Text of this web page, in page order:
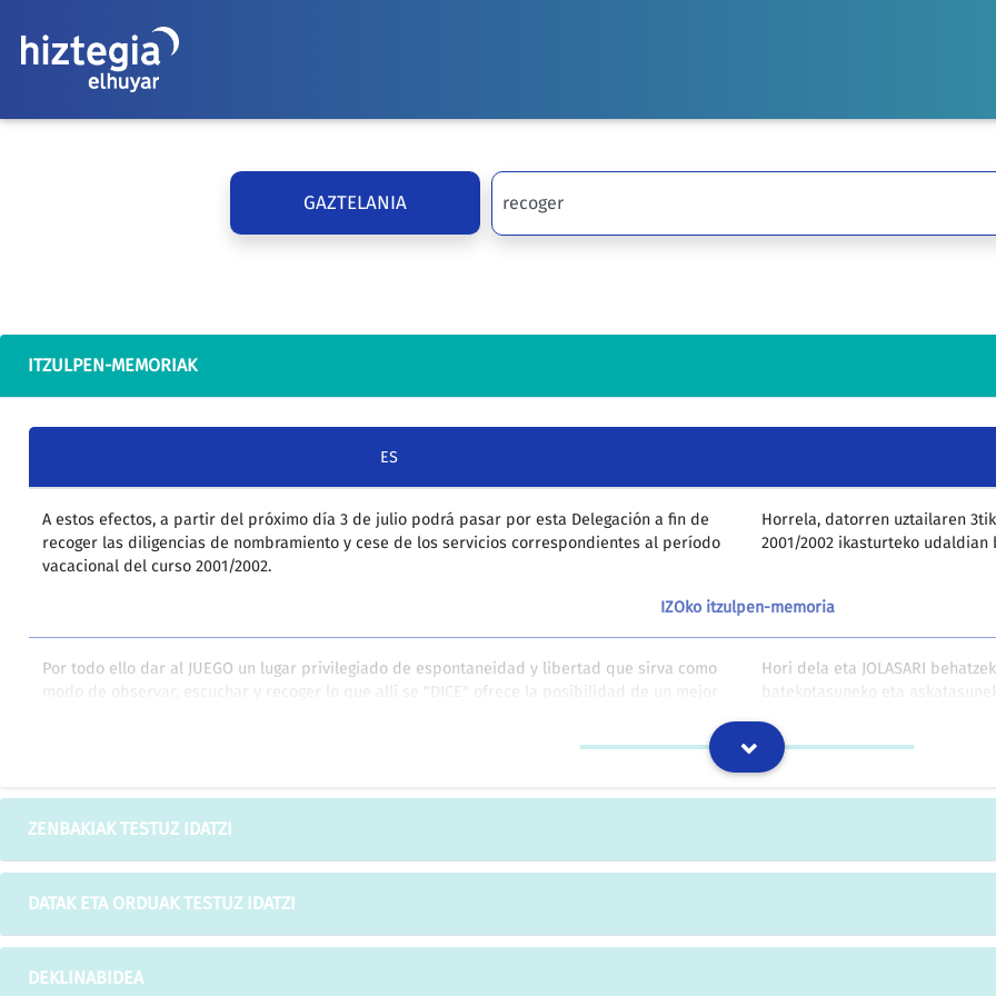
GAZTELANIA
ITZULPEN-MEMORIAK
ES
A estos efectos, a partir del próximo día 3 de julio podrá pasar por esta Delegación a fin de
recoger las diligencias de nombramiento y cese de los servicios correspondientes al período
vacacional del curso 2001/2002.
Horrela, datorren uztailaren
2001/2002 ikasturteko
IZOko itzulpen-memoria
Por todo ello dar al JUEGO un lugar privilegiado de espontaneidad y libertad que sirva como
modo de observar, escuchar y recoger lo que allí se "DICE" ofrece la posibilidad de un mejor
Hori dela eta JOLASARI
batekotasuneko eta
IZOko itzulpen-memoria
Quién va a preparar y a recoger la sala por el carácter simbólico que representa dichas
acciones.
Se procurará ir trabajando el aspecto de la colaboración para recoger el material en los
contenedores preparados a tal efecto que faciliten la asociación y el reconocimiento.
Horretarako prestatutako
ZENBAKIAK TESTUZ IDATZI
DATAK ETA ORDUAK TESTUZ IDATZI
DEKLINABIDEA